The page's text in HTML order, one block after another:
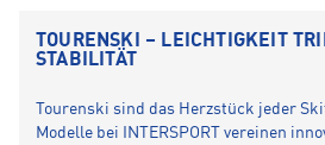
TOURENSKI – LEICHTIGKEIT
STABILITÄT
Tourenski sind das Herzstück jeder
Modelle bei INTERSPORT vereinen